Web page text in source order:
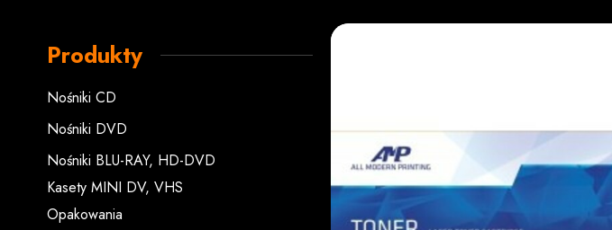
Produkty
Nośniki CD
Nośniki DVD
Nośniki BLU-RAY, HD-DVD
Kasety MINI DV, VHS
Opakowania